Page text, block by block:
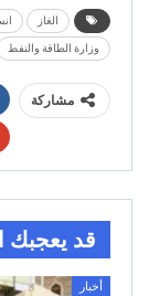
الغاز
وزارة الطاقة والنفط
مشاركة
قد يعجبك
أخبار